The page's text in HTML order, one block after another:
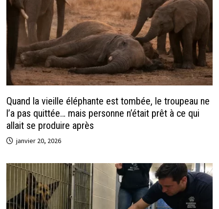
Quand la vieille éléphante est tombée, le troupeau ne
l’a pas quittée… mais personne n’était prêt à ce qui
allait se produire après
janvier 20, 2026